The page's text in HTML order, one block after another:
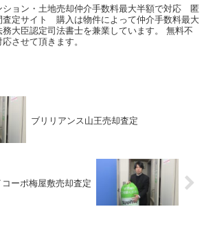
ション・土地売却仲介手数料最大半額で対応 匿
査定サイト 購入は物件によって仲介手数料最大
大臣認定司法書士を兼業しています。 無料不
させて頂きます。
ブリリアンス山王売却査定
コーポ梅屋敷売却査定